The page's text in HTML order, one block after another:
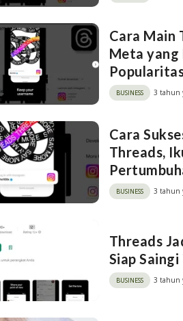
Cara Main
Meta yang
BUSINESS 3 tahun
Cara
Threads,
BUSINESS 3 tahun
Threads
Siap
BUSINESS 3 tahun